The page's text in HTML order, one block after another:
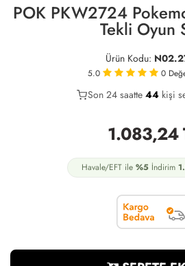
POK PKW2724
Tekli Oyun
Ürün Kodu:
5.0 0
34
Son 24 saatte 44kişi
15
1.083,24
Havale/EFT ile %5İndirim